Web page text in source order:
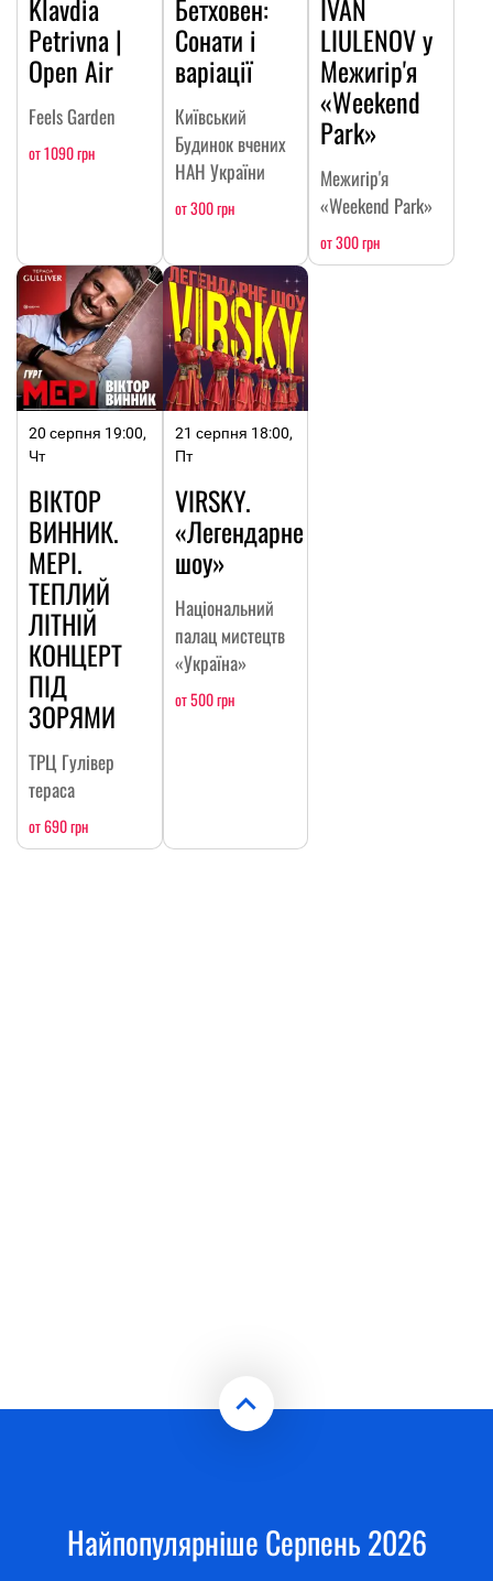
Klavdia
Petrivna |
Open Air
Feels Garden
от 1090 грн
Бетховен:
Сонати і
варіації
Київський
Будинок вчених
НАН України
от 300 грн
IVAN
LIULENOV у
Межигір'я
«Weekend
Park»
Межигір'я
«Weekend Park»
от 300 грн
20 серпня 19:00,
Чт
ВІКТОР
ВИННИК.
МЕРІ.
ТЕПЛИЙ
ЛІТНІЙ
КОНЦЕРТ
ПІД
ЗОРЯМИ
ТРЦ Гулівер
тераса
от 690 грн
21 серпня 18:00,
Пт
VIRSKY.
«Легендарне
шоу»
Національний
палац мистецтв
«Україна»
от 500 грн
Найпопулярніше Серпень 2026